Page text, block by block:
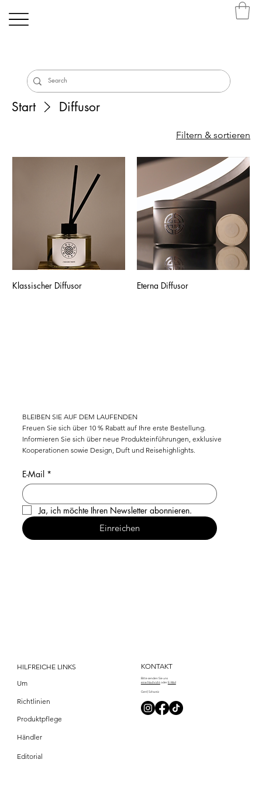
Start Diffusor
Filtern & sortieren
Klassischer Diffusor Eterna Diffusor
BLEIBEN SIE AUF DEM LAUFENDEN
Freuen Sie sich über 10 % Rabatt auf Ihre erste Bestellung.
Informieren Sie sich über neue Produkteinführungen, exklusive
Kooperationen sowie Design, Duft und Reisehighlights.
E-Mail *
Ja, ich möchte Ihren Newsletter abonnieren.
Einreichen
HILFREICHE LINKS
Um
Richtlinien
Produktpflege
Händler
Editorial
KONTAKT
Bitte senden Sie uns
eine Nachrichtoder E-Mail
Genf, Schweiz